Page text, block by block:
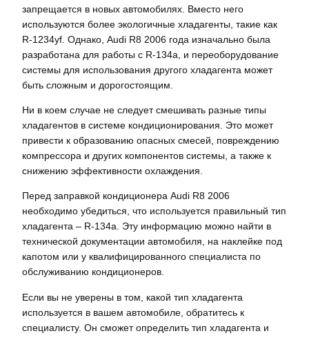
запрещается в новых автомобилях. Вместо него
используются более экологичные хладагенты, такие как
R-1234yf. Однако, Audi R8 2006 года изначально была
разработана для работы с R-134a, и переоборудование
системы для использования другого хладагента может
быть сложным и дорогостоящим.
Ни в коем случае не следует смешивать разные типы
хладагентов в системе кондиционирования. Это может
привести к образованию опасных смесей, повреждению
компрессора и других компонентов системы, а также к
снижению эффективности охлаждения.
Перед заправкой кондиционера Audi R8 2006
необходимо убедиться, что используется правильный тип
хладагента – R-134a. Эту информацию можно найти в
технической документации автомобиля, на наклейке под
капотом или у квалифицированного специалиста по
обслуживанию кондиционеров.
Если вы не уверены в том, какой тип хладагента
используется в вашем автомобиле, обратитесь к
специалисту. Он сможет определить тип хладагента и